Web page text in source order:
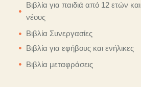
Βιβλία για παιδιά από 12 ετών και
νέους
Βιβλία Συνεργασίες
Βιβλία για εφήβους και ενήλικες
Βιβλία μεταφράσεις